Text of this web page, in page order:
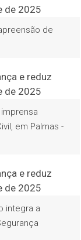
de
em Palmas -
integra a